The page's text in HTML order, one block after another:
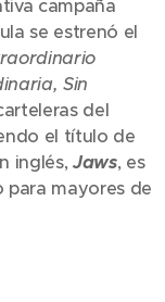
campaña
se estrenó el
Sin
del
el título de
inglés, Jaws, es
para mayores de